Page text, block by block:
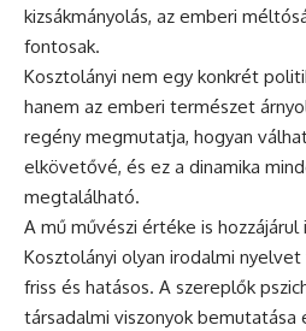
kizsákmányolás, az emberi
fontosak.
Kosztolányi nem egy konkrét
hanem az emberi természet
regény megmutatja, hogyan
elkövetővé, és ez a dinamika
megtalálható.
A mű művészi értéke is
Kosztolányi olyan irodalmi
friss és hatásos. A szereplők
társadalmi viszonyok